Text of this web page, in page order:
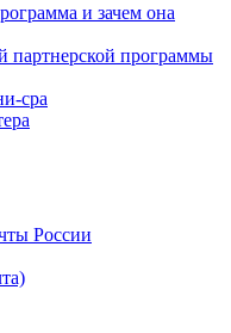
и зачем она
партнерской программы
cpa
России